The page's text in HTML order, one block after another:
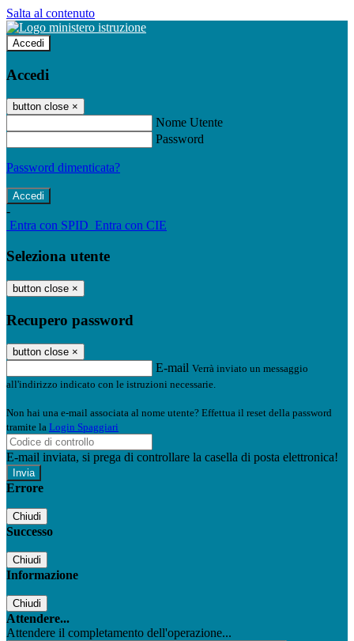
Salta al contenuto
Accedi
Accedi
button close ×
Nome Utente
Password
Password dimenticata?
-
Entra con SPID Entra con CIE
Seleziona utente
button close ×
Recupero password
button close ×
E-mail Verrà inviato un messaggio
all'indirizzo indicato con le istruzioni necessarie.
Non hai una e-mail associata al nome utente? Effettua il reset della password
tramite la Login Spaggiari
E-mail inviata, si prega di controllare la casella di posta elettronica!
Errore
Chiudi
Successo
Chiudi
Informazione
Chiudi
Attendere...
Attendere il completamento dell'operazione...